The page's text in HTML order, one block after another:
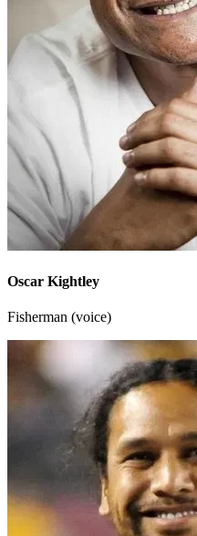
Oscar Kightley
Fisherman (voice)